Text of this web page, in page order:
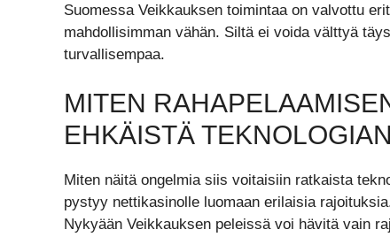
Suomessa Veikkauksen toimintaa on valvottu
mahdollisimman vähän. Siltä ei voida välttyä
turvallisempaa.
MITEN
EHKÄISTÄ
Miten näitä ongelmia siis voitaisiin ratkaista
pystyy nettikasinolle luomaan erilaisia
Nykyään Veikkauksen peleissä voi hävitä vain